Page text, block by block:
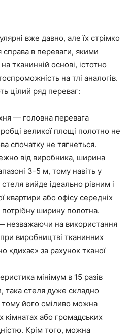
вже давно, але їх стрімко
справа в переваги, якими
тканинній основі, істотно
на тлі аналогів.
цілий ряд переваг:
— головна перевага
великої площі полотно не
спочатку не тягнеться.
від виробника, ширина
3-5 м, тому навіть у
вийде ідеально рівним і
квартири або офісу середніх
потрібну ширину полотна.
незважаючи на використання
виробництві тканинних
«дихає» за рахунок тканої
мінімум в 15 разів
така стеля дуже складно
тому його сміливо можна
кімнатах або громадських
Крім того, можна